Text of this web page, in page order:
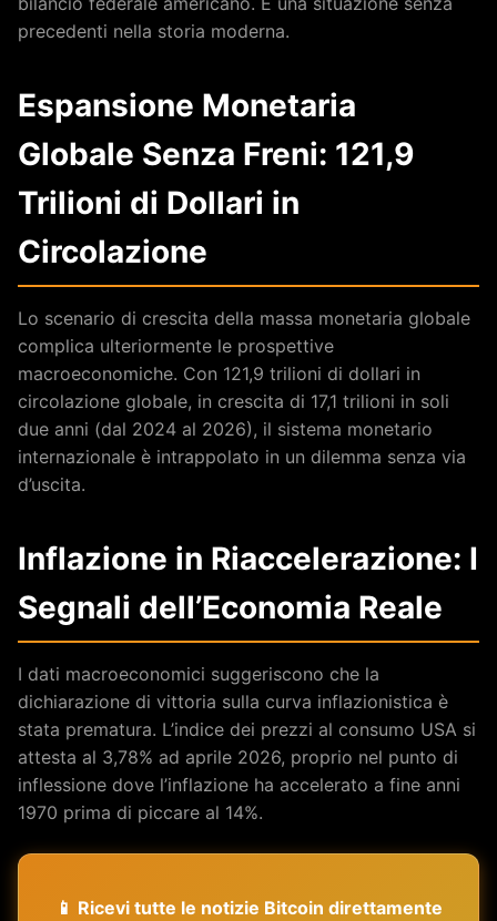
precedenti nella storia moderna.
Espansione Monetaria
Globale Senza Freni: 121,9
Trilioni di Dollari in
Circolazione
Lo scenario di crescita della massa monetaria globale
complica ulteriormente le prospettive
macroeconomiche. Con 121,9 trilioni di dollari in
circolazione globale, in crescita di 17,1 trilioni in soli
due anni (dal 2024 al 2026), il sistema monetario
internazionale è intrappolato in un dilemma senza via
d’uscita.
Inflazione in Riaccelerazione: I
Segnali dell’Economia Reale
I dati macroeconomici suggeriscono che la
dichiarazione di vittoria sulla curva inflazionistica è
stata prematura. L’indice dei prezzi al consumo USA si
attesta al 3,78% ad aprile 2026, proprio nel punto di
inflessione dove l’inflazione ha accelerato a fine anni
1970 prima di piccare al 14%.
📱 Ricevi tutte le notizie Bitcoin direttamente